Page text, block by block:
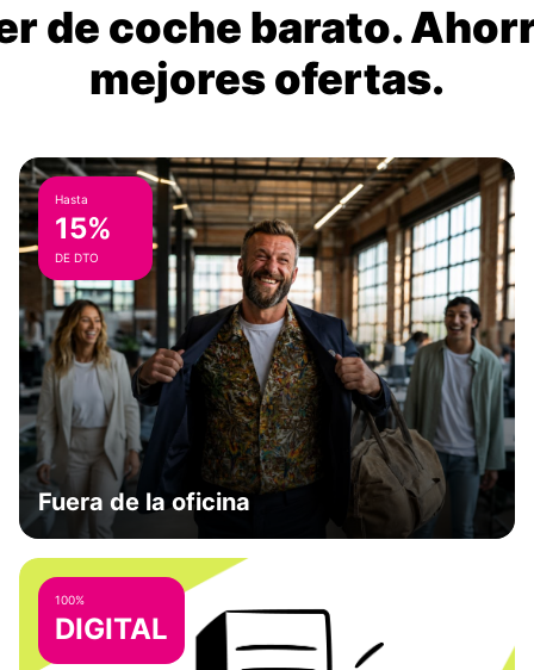
de coche barato.
mejores ofertas.
Hasta
15%
DE DTO
Fuera de la oficina
100%
DIGITAL